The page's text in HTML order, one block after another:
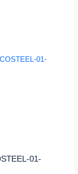
01-